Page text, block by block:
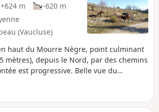
+624 m
-620 m
(Vaucluse)
haut du Mourre Nègre, point culminant
mètres), depuis le Nord, par des chemins
est progressive. Belle vue du
bonnes chaussures sur un sentier